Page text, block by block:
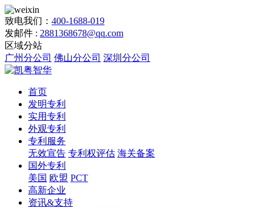
致电我们： 400-1688-019
发邮件 : 2881368678@qq.com
区域分站
广州分公司 佛山分公司 深圳分公司
首页
发明专利
实用专利
外观专利
专利服务
无效宣告 专利权评估 海关备案
国外专利
美国 欧盟 PCT
高新企业
资讯&支持